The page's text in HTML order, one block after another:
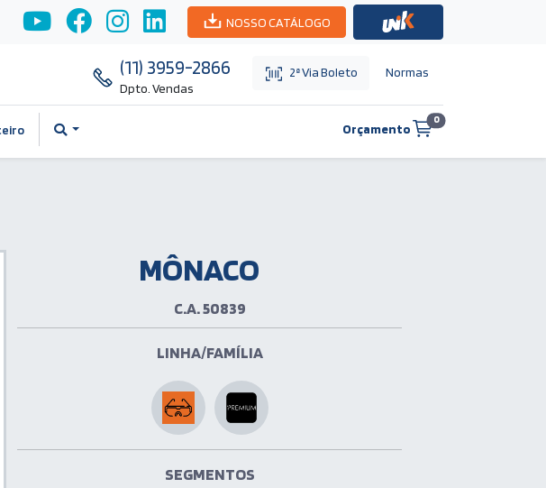
NOSSO CATÁLOGO
(11) 3959-2866
Dpto. Vendas
2ª Via Boleto Normas
Orçamento
0
MÔNACO
C.A. 50839
LINHA/FAMÍLIA
SEGMENTOS